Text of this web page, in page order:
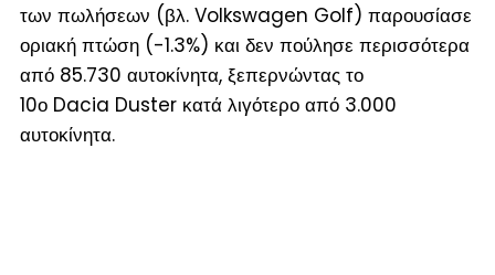
των πωλήσεων (βλ. Volkswagen Golf) παρουσίασε
οριακή πτώση (-1.3%) και δεν πούλησε περισσότερα
από 85.730 αυτοκίνητα, ξεπερνώντας το
10οDacia Duster κατά λιγότερο από 3.000
αυτοκίνητα.